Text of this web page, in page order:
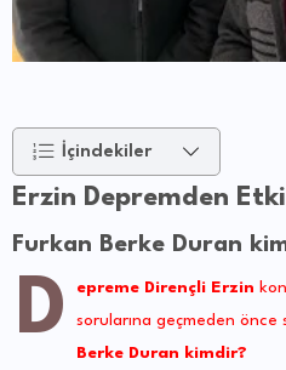
İçindekiler
Erzin Depremden
Furkan Berke Duran
D epreme Dirençli Erzin
sorularına geçmeden önce
Berke Duran kimdir?